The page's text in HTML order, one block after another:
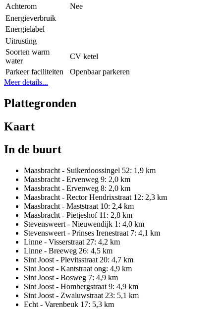
Achterom
Nee
Energieverbruik
Energielabel
Uitrusting
Soorten warm
water
CV ketel
Parkeer faciliteiten
Openbaar parkeren
Meer details...
Plattegronden
Kaart
In de buurt
Maasbracht - Suikerdoossingel 52: 1,9 km
Maasbracht - Ervenweg 9: 2,0 km
Maasbracht - Ervenweg 8: 2,0 km
Maasbracht - Rector Hendrixstraat 12: 2,3 km
Maasbracht - Maststraat 10: 2,4 km
Maasbracht - Pietjeshof 11: 2,8 km
Stevensweert - Nieuwendijk 1: 4,0 km
Stevensweert - Prinses Irenestraat 7: 4,1 km
Linne - Visserstraat 27: 4,2 km
Linne - Breeweg 26: 4,5 km
Sint Joost - Plevitsstraat 20: 4,7 km
Sint Joost - Kantstraat ong: 4,9 km
Sint Joost - Bosweg 7: 4,9 km
Sint Joost - Hombergstraat 9: 4,9 km
Sint Joost - Zwaluwstraat 23: 5,1 km
Echt - Varenbeuk 17: 5,3 km